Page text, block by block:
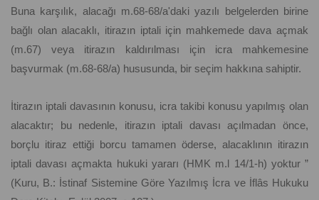
Buna karşılık, alacağı m.68-68/a'daki yazılı belgelerden birine
bağlı olan alacaklı, itirazın iptali için mahkemede dava açmak
(m.67) veya itirazın kaldırılması için icra mahkemesine
başvurmak (m.68-68/a) hususunda, bir seçim hakkına sahiptir.
İtirazın iptali davasının konusu, icra takibi konusu yapılmış olan
alacaktır; bu nedenle, itirazın iptali davası açılmadan önce,
borçlu itiraz ettiği borcu tamamen öderse, alacaklının itirazın
iptali davası açmakta hukuki yararı (HMK m.l 14/1-h) yoktur ”
(Kuru, B.: İstinaf Sistemine Göre Yazılmış İcra ve İflâs Hukuku